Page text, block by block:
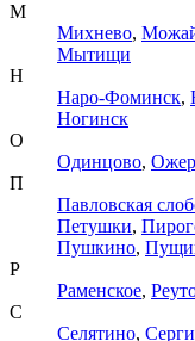
М
Михнево,
Мытищи
Н
Наро-Фоминск,
Ногинск
О
Одинцово,
П
Павловская
Петушки,
Пушкино,
Р
Раменское,
С
Селятино,